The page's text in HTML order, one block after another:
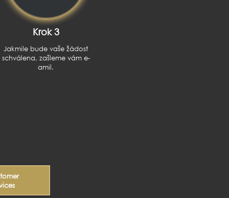
Krok 3
Jakmile bude vaše žádost
schválena, zašleme vám e-
amil.